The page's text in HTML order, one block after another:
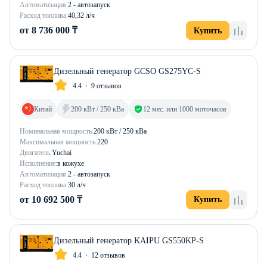
Автоматизация:2 - автозапуск
Расход топлива:40,32 л/ч
от 8 736 000 ₸ Купить
Дизельный генератор GCSO GS275YC-S
4.4 9 отзывов
Номинальная мощность:200 кВт / 250 кВа
Максимальная мощность:220
Двигатель:Yuchai
Исполнение:в кожухе
Автоматизация:2 - автозапуск
Расход топлива:30 л/ч
Китай 200 кВт / 250 кВа 12 мес. или 1000 моточасов
от 10 692 500 ₸ Купить
Дизельный генератор KAIPU GS550KP-S
4.4 12 отзывов